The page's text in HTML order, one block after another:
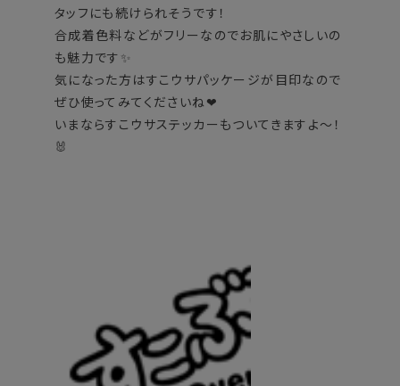
タッフにも続けられそうです！
合成着色料などがフリーなのでお肌にやさしいの
も魅力です✨
気になった方はすこウサパッケージが目印なので
ぜひ使ってみてくださいね❤
いまならすこウサステッカーもついてきますよ～！
🐰